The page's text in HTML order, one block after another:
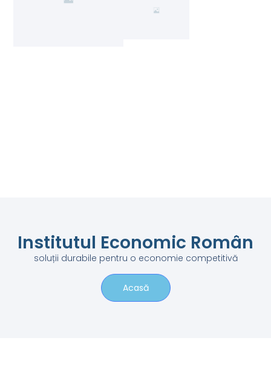
Institutul Economic Român
soluții durabile pentru o economie competitivă
Acasă